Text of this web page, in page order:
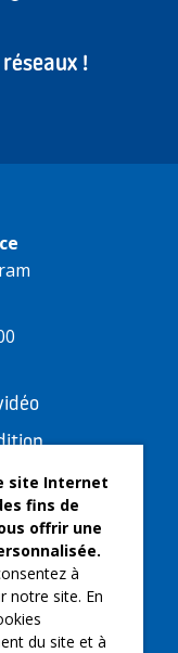
!
?
site Internet
fins de
offrir une
à
notre site. En
du site et à